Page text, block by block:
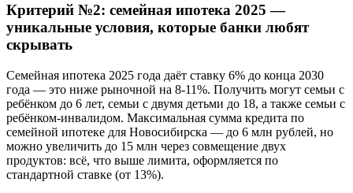
Критерий №2: семейная ипотека 2025 —
уникальные условия, которые банки любят
скрывать
Семейная ипотека 2025 года даёт ставку 6% до конца 2030
года — это ниже рыночной на 8-11%. Получить могут семьи с
ребёнком до 6 лет, семьи с двумя детьми до 18, а также семьи с
ребёнком-инвалидом. Максимальная сумма кредита по
семейной ипотеке для Новосибирска — до 6 млн рублей, но
можно увеличить до 15 млн через совмещение двух
продуктов: всё, что выше лимита, оформляется по
стандартной ставке (от 13%).